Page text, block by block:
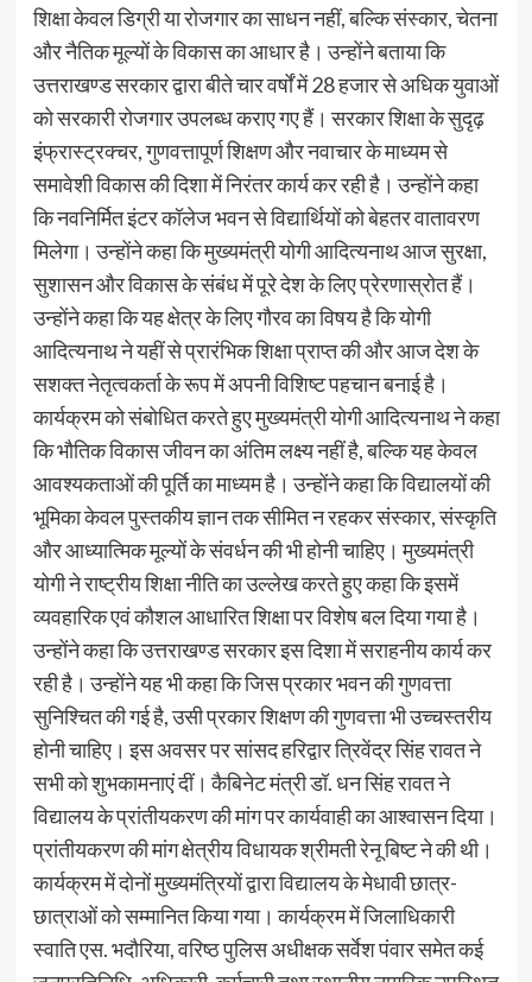
शिक्षा केवल डिग्री या रोजगार का साधन नहीं, बल्कि संस्कार, चेतना
और नैतिक मूल्यों के विकास का आधार है। उन्होंने बताया कि
उत्तराखण्ड सरकार द्वारा बीते चार वर्षों में 28 हजार से अधिक युवाओं
को सरकारी रोजगार उपलब्ध कराए गए हैं। सरकार शिक्षा के सुदृढ़
इंफ्रास्ट्रक्चर, गुणवत्तापूर्ण शिक्षण और नवाचार के माध्यम से
समावेशी विकास की दिशा में निरंतर कार्य कर रही है। उन्होंने कहा
कि नवनिर्मित इंटर कॉलेज भवन से विद्यार्थियों को बेहतर वातावरण
मिलेगा। उन्होंने कहा कि मुख्यमंत्री योगी आदित्यनाथ आज सुरक्षा,
सुशासन और विकास के संबंध में पूरे देश के लिए प्रेरणास्रोत हैं।
उन्होंने कहा कि यह क्षेत्र के लिए गौरव का विषय है कि योगी
आदित्यनाथ ने यहीं से प्रारंभिक शिक्षा प्राप्त की और आज देश के
सशक्त नेतृत्वकर्ता के रूप में अपनी विशिष्ट पहचान बनाई है।
कार्यक्रम को संबोधित करते हुए मुख्यमंत्री योगी आदित्यनाथ ने कहा
कि भौतिक विकास जीवन का अंतिम लक्ष्य नहीं है, बल्कि यह केवल
आवश्यकताओं की पूर्ति का माध्यम है। उन्होंने कहा कि विद्यालयों की
भूमिका केवल पुस्तकीय ज्ञान तक सीमित न रहकर संस्कार, संस्कृति
और आध्यात्मिक मूल्यों के संवर्धन की भी होनी चाहिए। मुख्यमंत्री
योगी ने राष्ट्रीय शिक्षा नीति का उल्लेख करते हुए कहा कि इसमें
व्यवहारिक एवं कौशल आधारित शिक्षा पर विशेष बल दिया गया है।
उन्होंने कहा कि उत्तराखण्ड सरकार इस दिशा में सराहनीय कार्य कर
रही है। उन्होंने यह भी कहा कि जिस प्रकार भवन की गुणवत्ता
सुनिश्चित की गई है, उसी प्रकार शिक्षण की गुणवत्ता भी उच्चस्तरीय
होनी चाहिए। इस अवसर पर सांसद हरिद्वार त्रिवेंद्र सिंह रावत ने
सभी को शुभकामनाएं दीं। कैबिनेट मंत्री डॉ. धन सिंह रावत ने
विद्यालय के प्रांतीयकरण की मांग पर कार्यवाही का आश्वासन दिया।
प्रांतीयकरण की मांग क्षेत्रीय विधायक श्रीमती रेनू बिष्ट ने की थी।
कार्यक्रम में दोनों मुख्यमंत्रियों द्वारा विद्यालय के मेधावी छात्र-
छात्राओं को सम्मानित किया गया। कार्यक्रम में जिलाधिकारी
स्वाति एस. भदौरिया, वरिष्ठ पुलिस अधीक्षक सर्वेश पंवार समेत कई